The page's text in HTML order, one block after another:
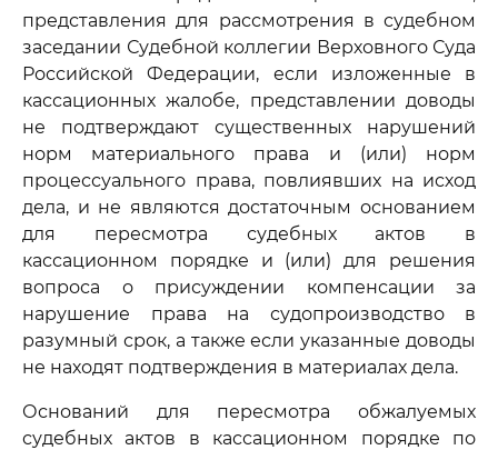
представления для рассмотрения в судебном
заседании Судебной коллегии Верховного Суда
Российской Федерации, если изложенные в
кассационных жалобе, представлении доводы
не подтверждают существенных нарушений
норм материального права и (или) норм
процессуального права, повлиявших на исход
дела, и не являются достаточным основанием
для пересмотра судебных актов в
кассационном порядке и (или) для решения
вопроса о присуждении компенсации за
нарушение права на судопроизводство в
разумный срок, а также если указанные доводы
не находят подтверждения в материалах дела.
Оснований для пересмотра обжалуемых
судебных актов в кассационном порядке по